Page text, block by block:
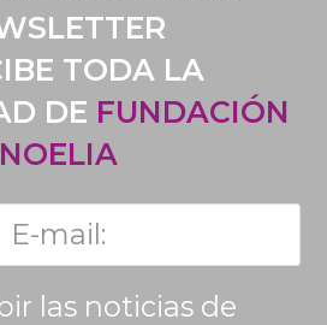
TODA LA
DE FUNDACIÓN
NOELIA
las noticias de